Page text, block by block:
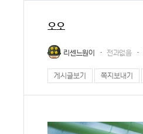
오오
리센느원이 전과없음
게시글보기 쪽지보내기